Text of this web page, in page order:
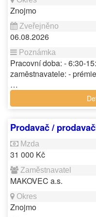
Znojmo
06.08.2026
Pracovní doba: - 6:30-
zaměstnavatele: -
…
Prodavač /
31 000 Kč
MAKOVEC a.s.
Znojmo